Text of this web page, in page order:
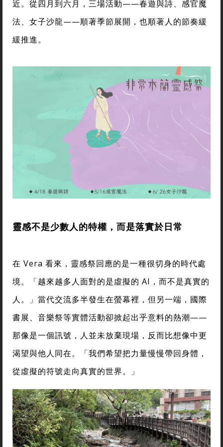
近。從四月到六月，三場活動——春遊與詩、感官魔
法、女子沙龍——順著季節展開，也順著人的節奏緩
緩推進。
靈感不是少數人的特權，而是落實於日常
在 Vera 看來，靈感祭回應的是一種很切身的時代處
境。「越來越多人面對的是虛擬的 AI，而不是真實的
人。」當代交流多半發生在螢幕裡，但另一端，國際
書展、音樂祭等實體活動卻掀起出乎意料的熱潮——
那像是一個訊號，人並未放棄現場，反而比想像中更
渴望與他人同在。「我們希望把力量慢慢帶回身體，
從虛擬的符號走向真實的世界。」